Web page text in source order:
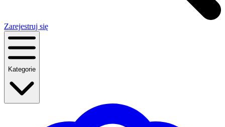
Zarejestruj się
Kategorie